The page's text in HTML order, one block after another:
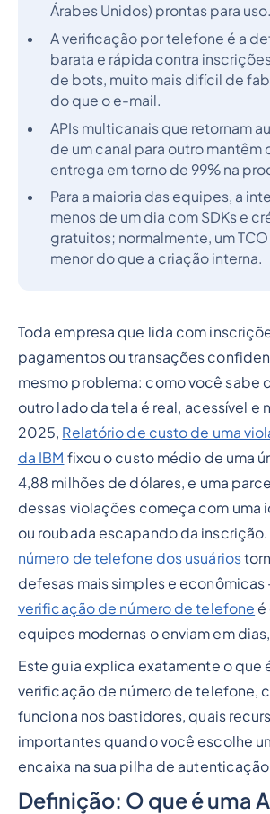
Árabes Unidos) prontas para uso.
A verificação por telefone é a
barata e rápida contra
de bots, muito mais difícil de
do que o e-mail.
APIs multicanais que retornam
de um canal para outro mantêm
entrega em torno de 99% na
Para a maioria das equipes, a
menos de um dia com SDKs e
gratuitos; normalmente, um
menor do que a criação interna.
Toda empresa que lida com
pagamentos ou transações
mesmo problema: como você sabe
outro lado da tela é real, acessível e
2025, Relatório de custo de uma
da IBM fixou o custo médio de uma
4,88 milhões de dólares, e uma
dessas violações começa com uma
ou roubada escapando da
número de telefone dos usuários
defesas mais simples e
verificação de número de telefone é
equipes modernas o enviam em
Este guia explica exatamente o que
verificação de número de telefone,
funciona nos bastidores, quais
importantes quando você escolhe
encaixa na sua pilha de
Definição: O que é uma